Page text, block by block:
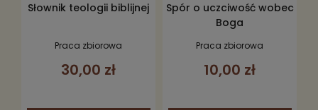
Słownik teologii biblijnej
Praca zbiorowa
30,00 zł
Spór o uczciwość wobec
Boga
Praca zbiorowa
10,00 zł